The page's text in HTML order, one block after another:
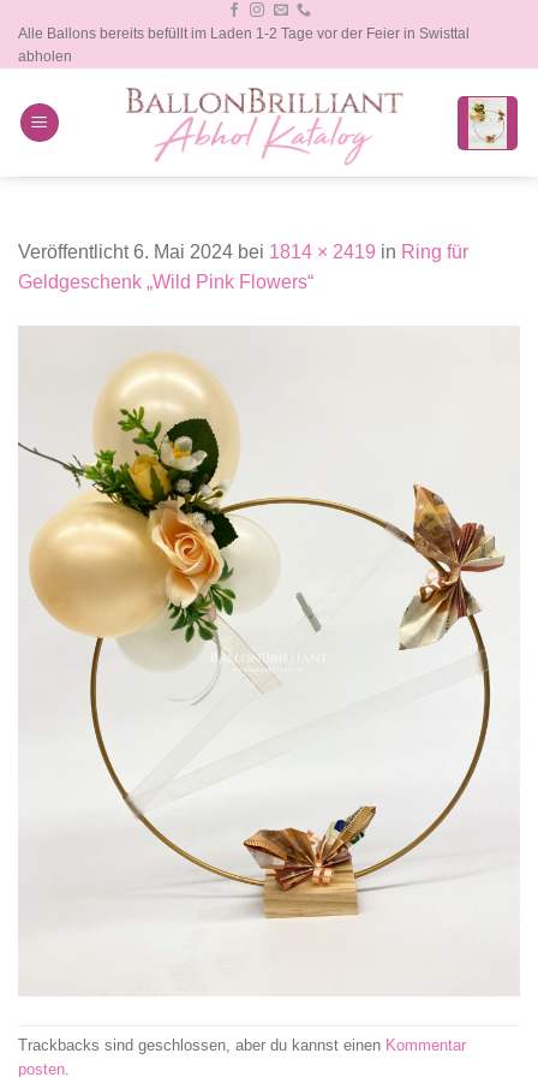
Inhalt
springen
Alle Ballons bereits befüllt im Laden 1-2 Tage vor der Feier in Swisttal
abholen
Veröffentlicht6. Mai 2024 bei 1814 × 2419 in Ring für
Geldgeschenk „Wild Pink Flowers“
Trackbacks sind geschlossen, aber du kannst einen Kommentar
posten.